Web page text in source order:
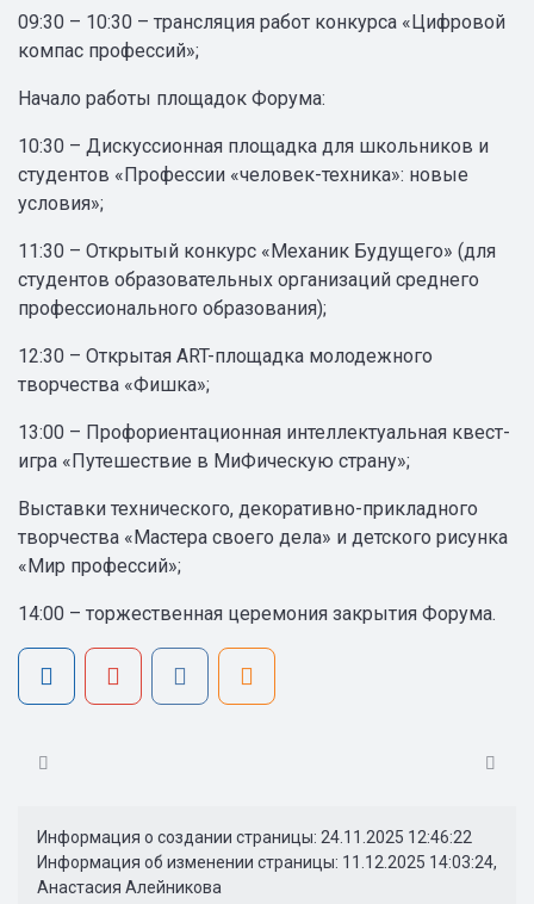
09:30 – 10:30 – трансляция работ конкурса «Цифровой
компас профессий»;
Начало работы площадок Форума:
10:30 – Дискуссионная площадка для школьников и
студентов «Профессии «человек-техника»: новые
условия»;
11:30 – Открытый конкурс «Механик Будущего» (для
студентов образовательных организаций среднего
профессионального образования);
12:30 – Открытая ART-площадка молодежного
творчества «Фишка»;
13:00 – Профориентационная интеллектуальная квест-
игра «Путешествие в МиФическую страну»;
Выставки технического, декоративно-прикладного
творчества «Мастера своего дела» и детского рисунка
«Мир профессий»;
14:00 – торжественная церемония закрытия Форума.
Информация о создании страницы: 24.11.2025 12:46:22
Информация об изменении страницы: 11.12.2025 14:03:24,
Анастасия Алейникова